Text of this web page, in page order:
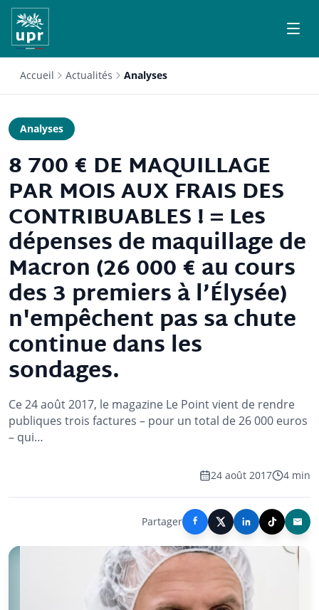
Accueil Actualités Analyses
Analyses
8 700 € DE MAQUILLAGE
PAR MOIS AUX FRAIS DES
CONTRIBUABLES ! = Les
dépenses de maquillage de
Macron (26 000 € au cours
des 3 premiers à l’Élysée)
n'empêchent pas sa chute
continue dans les
sondages.
Ce 24 août 2017, le magazine Le Point vient de rendre
publiques trois factures – pour un total de 26 000 euros
– qui…
24 août 2017 4 min
Partager